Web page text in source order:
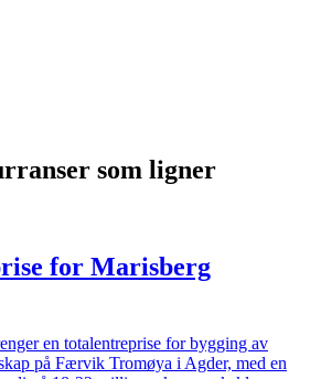
som ligner
for Marisberg
en totalentreprise for bygging av
på Færvik Tromøya i Agder, med en